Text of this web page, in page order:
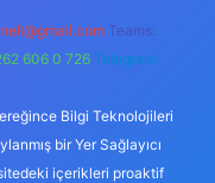
Teams:
606 0 726 Telegram:
Bilgi Teknolojileri
bir Yer Sağlayıcı
içerikleri proaktif